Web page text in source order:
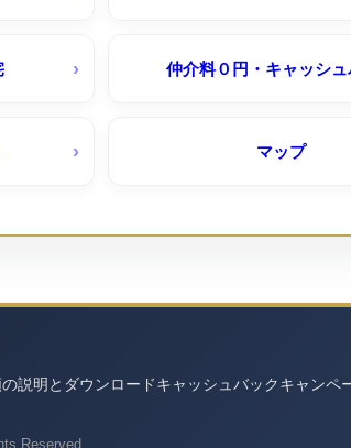
藤山台（ＵＲ賃貸
高森台（ＵＲ賃貸）キャッシ
仲介料０円・キャッシュ
マップ
説明とダウンロードキャッシュバックキャンペ
Reserved.